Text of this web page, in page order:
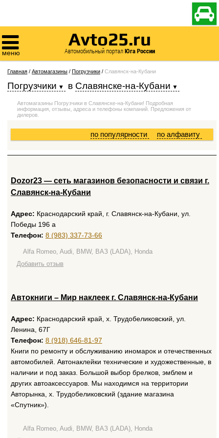


меню
Avto25.ru
Автомобильный порталЮга России
Главная / Автомагазины / Погрузчики / Славянск-на-Кубани
Погрузчики в Славянске-на-Кубани
Автомагазины Погрузчики в Славянске-на-Кубани! Подробная
информация, отзывы, адреса и телефоны компаний. Предложения от
дилеров.
по алфавиту
по популярности
Dozor23 — cеть магазинов безопасности и связи г.
Славянск-на-Кубани
Адрес: Краснодарский край, г. Славянск-на-Кубани, ул.
Победы 196 а
Телефон: 8 (983) 337-73-66
Alfa Romeo, Audi, BMW, ВАЗ (LADA), Honda
Добавить отзыв
Автокниги – Мир наклеек г. Славянск-на-Кубани
Адрес: Краснодарский край, х. Трудобеликовский, ул.
Ленина, 67Г
Телефон: 8 (918) 646-81-97
Книги по ремонту и обслуживанию иномарок и отечественных
автомобилей. Автонаклейки технические и художественные, в
наличии и под заказ. Большой выбор брелков, эмблем и
других автоаксессуаров. Мы находимся на территории
Авторынка, х. Трудобеликовский (здание магазина
«Спутник»).
Alfa Romeo, Audi, BMW, ВАЗ (LADA), Honda